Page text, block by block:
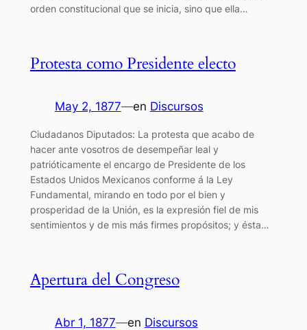
orden constitucional que se inicia, sino que ella…
Protesta como Presidente electo
May 2, 1877—en Discursos
Ciudadanos Diputados: La protesta que acabo de
hacer ante vosotros de desempeñar leal y
patrióticamente el encargo de Presidente de los
Estados Unidos Mexicanos conforme á la Ley
Fundamental, mirando en todo por el bien y
prosperidad de la Unión, es la expresión fiel de mis
sentimientos y de mis más firmes propósitos; y ésta…
Apertura del Congreso
Abr 1, 1877—en Discursos